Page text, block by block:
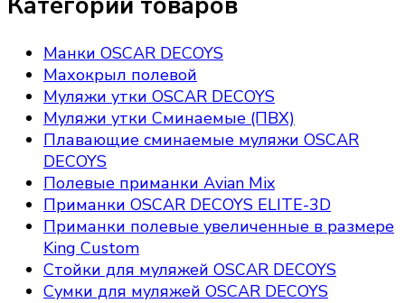
Манки OSCAR DECOYS
Махокрыл полевой
Муляжи утки OSCAR DECOYS
Муляжи утки Сминаемые (ПВХ)
Плавающие сминаемые муляжи OSCAR
DECOYS
Полевые приманки Avian Mix
Приманки OSCAR DECOYS ELITE-3D
Приманки полевые увеличенные в размере
King Custom
Стойки для муляжей OSCAR DECOYS
Сумки для муляжей OSCAR DECOYS